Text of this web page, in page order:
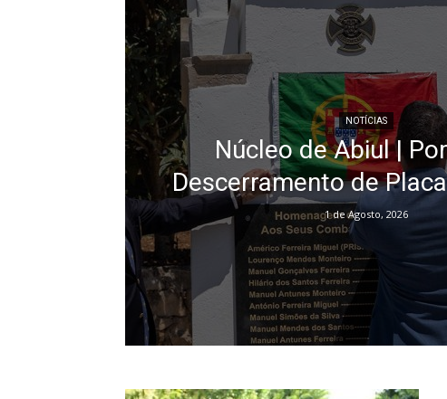
NOTÍCIAS
Núcleo de Abiul |
Descerramento de
1 de Agosto, 2026